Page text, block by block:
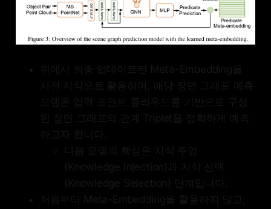
위에서 최종 업데이트된 Meta-Embedding을
사전 지식으로 활용하여, 해당 장면 그래프 예측
모델은 입력 포인트 클라우드를 기반으로 구성
된 장면 그래프의 관계 Triplet을 정확하게 예측
하고자 합니다.
다음 모델의 핵심은 지식 주입
(Knowledge Injection)과 지식 선택
(Knowledge Selection) 단계입니다.
처음부터 Meta-Embedding을 활용하지 않고,